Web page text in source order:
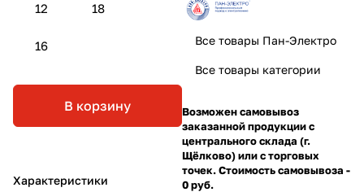
12 18
16
В корзину
Характеристики
Все товары Пан-Электро
Все товары категории
Возможен самовывоз
заказанной продукции с
центрального склада (г.
Щёлково) или с торговых
точек. Стоимость самовывоза -
0 руб.